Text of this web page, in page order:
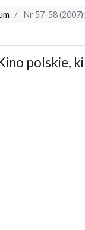
Nr 57-58
polskie,